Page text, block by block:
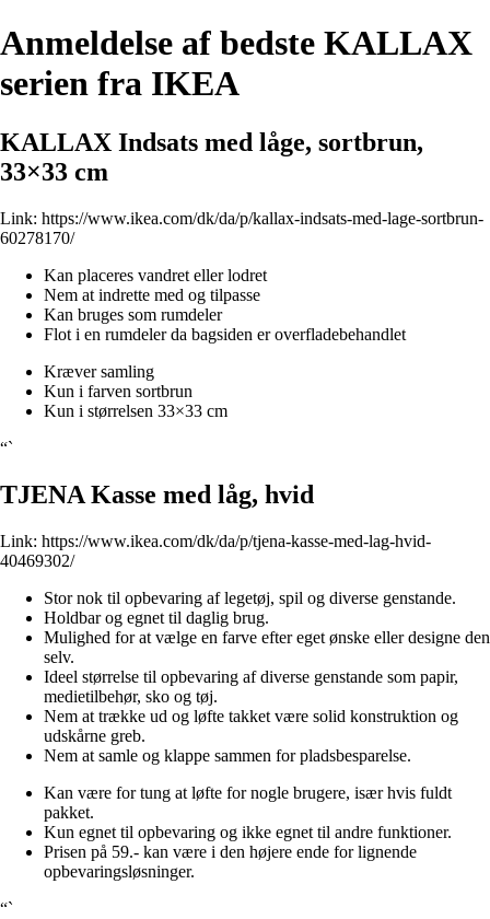
Anmeldelse af bedste KALLAX
serien fra IKEA
KALLAX Indsats med låge, sortbrun,
33×33 cm
Link: https://www.ikea.com/dk/da/p/kallax-indsats-med-lage-sortbrun-
60278170/
Kan placeres vandret eller lodret
Nem at indrette med og tilpasse
Kan bruges som rumdeler
Flot i en rumdeler da bagsiden er overfladebehandlet
Kræver samling
Kun i farven sortbrun
Kun i størrelsen 33×33 cm
“`
TJENA Kasse med låg, hvid
Link: https://www.ikea.com/dk/da/p/tjena-kasse-med-lag-hvid-
40469302/
Stor nok til opbevaring af legetøj, spil og diverse genstande.
Holdbar og egnet til daglig brug.
Mulighed for at vælge en farve efter eget ønske eller designe den
selv.
Ideel størrelse til opbevaring af diverse genstande som papir,
medietilbehør, sko og tøj.
Nem at trække ud og løfte takket være solid konstruktion og
udskårne greb.
Nem at samle og klappe sammen for pladsbesparelse.
Kan være for tung at løfte for nogle brugere, især hvis fuldt
pakket.
Kun egnet til opbevaring og ikke egnet til andre funktioner.
Prisen på 59.- kan være i den højere ende for lignende
opbevaringsløsninger.
“`